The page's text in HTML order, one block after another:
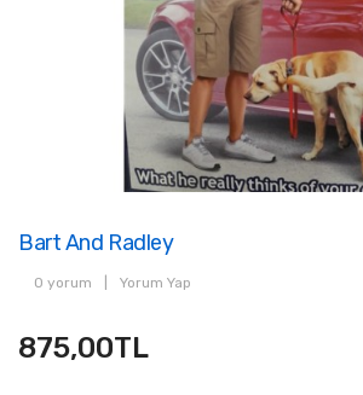
Bart And Radley
0 yorum Yorum Yap
875,00TL